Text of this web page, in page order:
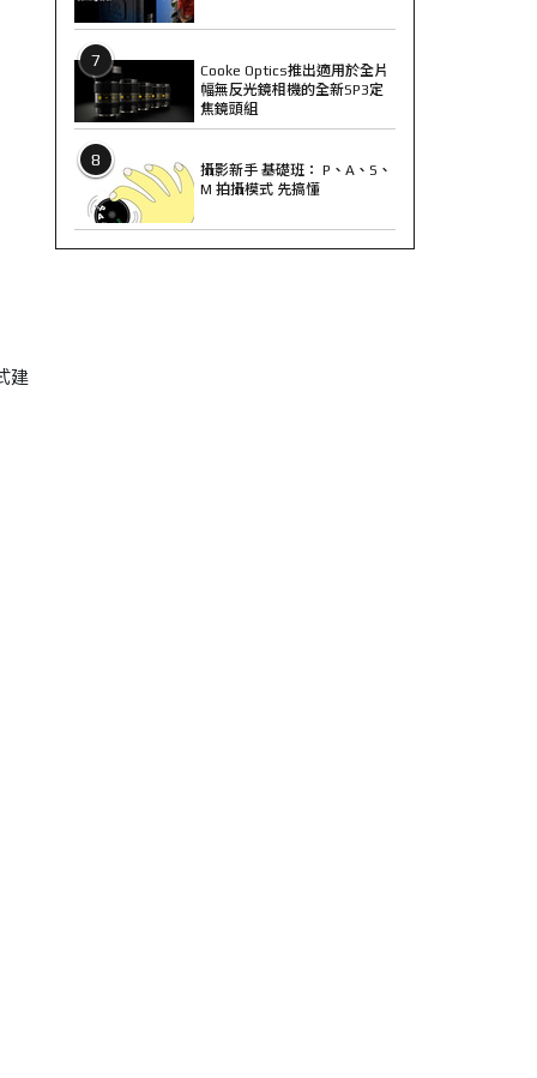
建
7
Cooke Optics推出適用於全片
幅無反光鏡相機的全新SP3定
焦鏡頭組
8
攝影新手 基礎班： P、A、S、
M 拍攝模式 先搞懂